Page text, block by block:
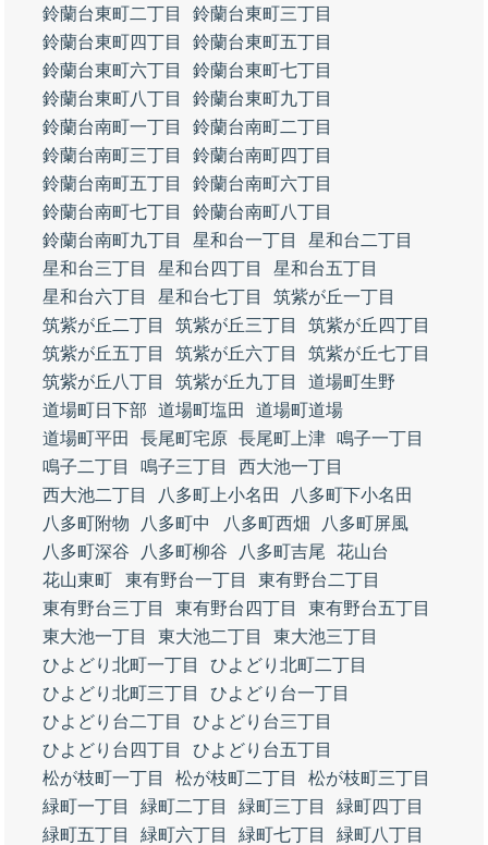
鈴蘭台東町二丁目
鈴蘭台東町三丁目
鈴蘭台東町四丁目
鈴蘭台東町五丁目
鈴蘭台東町六丁目
鈴蘭台東町七丁目
鈴蘭台東町八丁目
鈴蘭台東町九丁目
鈴蘭台南町一丁目
鈴蘭台南町二丁目
鈴蘭台南町三丁目
鈴蘭台南町四丁目
鈴蘭台南町五丁目
鈴蘭台南町六丁目
鈴蘭台南町七丁目
鈴蘭台南町八丁目
鈴蘭台南町九丁目
星和台一丁目
星和台二丁目
星和台三丁目
星和台四丁目
星和台五丁目
星和台六丁目
星和台七丁目
筑紫が丘一丁目
筑紫が丘二丁目
筑紫が丘三丁目
筑紫が丘四丁目
筑紫が丘五丁目
筑紫が丘六丁目
筑紫が丘七丁目
筑紫が丘八丁目
筑紫が丘九丁目
道場町生野
道場町日下部
道場町塩田
道場町道場
道場町平田
長尾町宅原 長尾町上津 鳴子一丁目
鳴子二丁目
鳴子三丁目
西大池一丁目
西大池二丁目
八多町上小名田
八多町下小名田
八多町附物
八多町中 八多町西畑
八多町屏風
八多町深谷
八多町柳谷 八多町吉尾
花山台
花山東町
東有野台一丁目
東有野台二丁目
東有野台三丁目
東有野台四丁目
東有野台五丁目
東大池一丁目
東大池二丁目
東大池三丁目
ひよどり北町一丁目
ひよどり北町二丁目
ひよどり北町三丁目
ひよどり台一丁目
ひよどり台二丁目
ひよどり台三丁目
ひよどり台四丁目
ひよどり台五丁目
松が枝町一丁目
松が枝町二丁目
松が枝町三丁目
緑町一丁目
緑町二丁目 緑町三丁目
緑町四丁目
緑町五丁目
緑町六丁目 緑町七丁目
緑町八丁目